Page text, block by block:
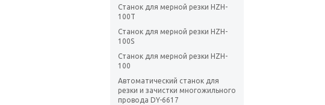
Станок для мерной резки HZH-
100T
Станок для мерной резки HZH-
100S
Станок для мерной резки HZH-
100
Автоматический станок для
резки и зачистки многожильного
провода DY-6617